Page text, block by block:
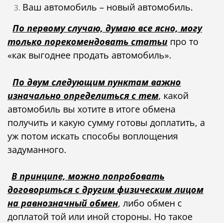
Ваш автомобиль – новый автомобиль.
По первому случаю, думаю все ясно, могу
только порекомендовать статьипро то
«как выгоднее продать автомобиль».
По двум следующим пунктам важно
изначально определиться с тем, какой
автомобиль вы хотите в итоге обмена
получить и какую сумму готовы доплатить, а
уж потом искать способы воплощения
задуманного.
В принципе, можно попробовать
договориться с другим физическим лицом
на равнозначный обмен, либо обмен с
доплатой той или иной стороны. Но такое